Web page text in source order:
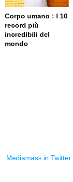
Corpo umano : I 10
record più
incredibili del
mondo
Mediamass in Twitter